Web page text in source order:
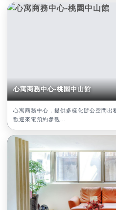
心寓商務中心-桃園中山館
心寓商務中心，提供多樣化辦公空間出
歡迎來電預約參觀...